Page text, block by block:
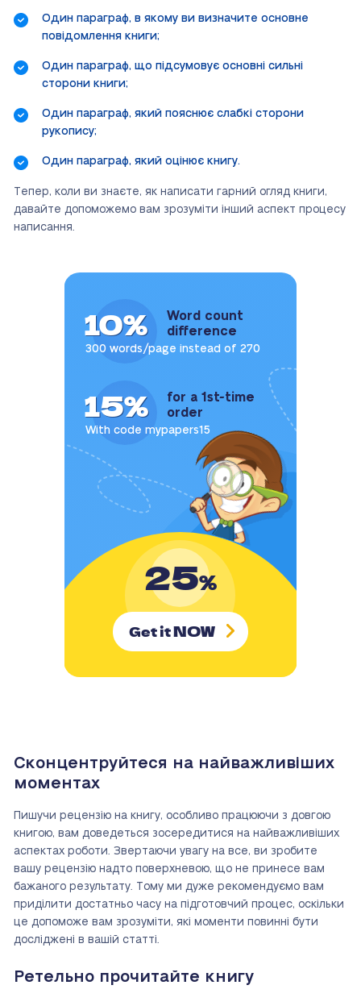
Один параграф, в якому ви визначите основне
повідомлення книги;
Один параграф, що підсумовує основні сильні
сторони книги;
Один параграф, який пояснює слабкі сторони
рукопису;
Один параграф, який оцінює книгу.
Тепер, коли ви знаєте, як написати гарний огляд книги,
давайте допоможемо вам зрозуміти інший аспект процесу
написання.
10%
Word count
difference
300 words/page instead of 270
15%
for a 1st-time
order
With code mypapers15
25%
Get itNOW
Сконцентруйтеся на найважливіших
моментах
Пишучи рецензію на книгу, особливо працюючи з довгою
книгою, вам доведеться зосередитися на найважливіших
аспектах роботи. Звертаючи увагу на все, ви зробите
вашу рецензію надто поверхневою, що не принесе вам
бажаного результату. Тому ми дуже рекомендуємо вам
приділити достатньо часу на підготовчий процес, оскільки
це допоможе вам зрозуміти, які моменти повинні бути
досліджені в вашій статті.
Ретельно прочитайте книгу